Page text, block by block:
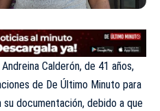
Andreina Calderón, de 41 años,
de De Último Minuto para
documentación, debido a que